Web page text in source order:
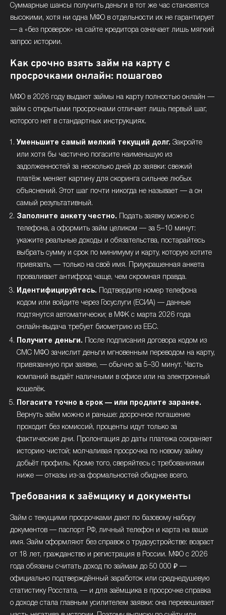
Суммарные шансы получить деньги в тот же час становятся
высокими, хотя ни одна МФО в отдельности их не гарантирует
— а «без проверок» на сайте кредитора означает лишь мягкий
запрос истории.
Как срочно взять займ на карту с
просрочками онлайн: пошагово
МФО в 2026 году выдают займы на карту полностью онлайн —
займ с открытыми просрочками отличает лишь первый шаг,
которого нет в стандартных инструкциях.
Уменьшите самый мелкий текущий долг. Закройте
или хотя бы частично погасите наименьшую из
задолженностей за несколько дней до заявки: свежий
платёж меняет картину для скоринга сильнее любых
объяснений. Этот шаг почти никогда не называет — а он
самый результативный.
Заполните анкету честно. Подать заявку можно с
телефона, а оформить займ целиком — за 5–10 минут:
укажите реальные доходы и обязательства, постарайтесь
выбрать сумму и срок по минимуму и карту, которую хотите
привязать, — только на своё имя. Приукрашенная анкета
проваливает антифрод чаще, чем скромная правда.
Идентифицируйтесь. Подтвердите номер телефона
кодом или войдите через Госуслуги (ЕСИА) — данные
подтянутся автоматически; в МФК с марта 2026 года
онлайн-выдача требует биометрию из ЕБС.
Получите деньги. После подписания договора кодом из
СМС МФО зачислит деньги мгновенным переводом на карту,
привязанную при заявке, — обычно за 5–30 минут. Часть
компаний выдаёт наличными в офисе или на электронный
кошелёк.
Погасите точно в срок — или продлите заранее.
Вернуть заём можно и раньше: досрочное погашение
проходит без комиссий, проценты идут только за
фактические дни. Пролонгация до даты платежа сохраняет
историю чистой; молчаливая просрочка по новому займу
добьёт профиль. Кроме того, сверяйтесь с требованиями
ниже — отказы из-за формальностей обиднее всего.
Требования к заёмщику и документы
Займ с текущими просрочками дают по базовому набору
документов — паспорт РФ, личный телефон и карта на ваше
имя. Займ оформляют без справок о трудоустройстве: возраст
от 18 лет, гражданство и регистрация в России. МФО с 2026
года обязаны считать доход по займам до 50 000 ₽ —
официально подтверждённый заработок или среднедушевую
статистику Росстата, — и для заёмщика в просрочке справка
о доходе стала главным усилителем заявки: она перевешивает